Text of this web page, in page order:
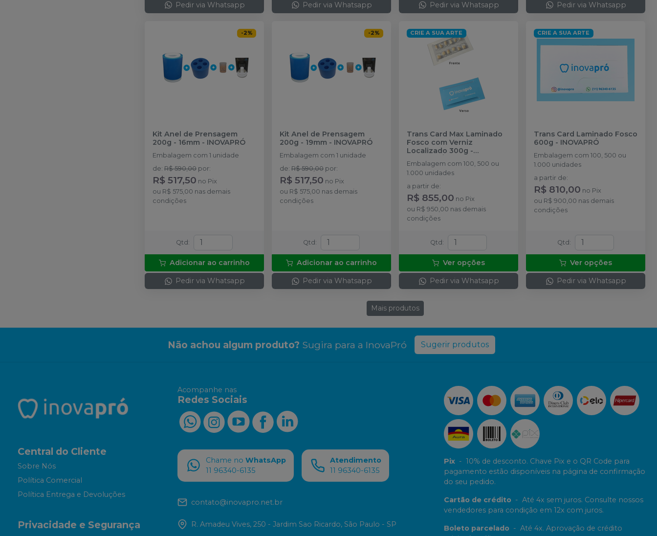
Pedir via Whatsapp Pedir via Whatsapp Pedir via Whatsapp Pedir via Whatsapp
-2%
Kit Anel de Prensagem
200g - 16mm - INOVAPRÓ
Embalagem com 1 unidade
de: R$ 590,00 por:
R$ 517,50 no Pix
ou R$ 575,00 nas demais
condições
Qtd :
Adicionar ao carrinho
Pedir via Whatsapp
-2%
Kit Anel de Prensagem
200g - 19mm - INOVAPRÓ
Embalagem com 1 unidade
de: R$ 590,00 por:
R$ 517,50 no Pix
ou R$ 575,00 nas demais
condições
Qtd :
Adicionar ao carrinho
Pedir via Whatsapp
CRIE A SUA ARTE
Trans Card Max Laminado
Fosco com Verniz
Localizado 300g -
Embalagem com 100, 500 ou
1.000 unidades
a partir de:
R$ 855,00 no Pix
ou R$ 950,00 nas demais
condições
Qtd :
Ver opções
Pedir via Whatsapp
CRIE A SUA ARTE
Trans Card Laminado Fosco
600g - INOVAPRÓ
Embalagem com 100, 500 ou
1.000 unidades
a partir de:
R$ 810,00 no Pix
ou R$ 900,00 nas demais
condições
Qtd :
Ver opções
Pedir via Whatsapp
Mais produtos
Não achou algum produto? Sugira para a InovaPró Sugerir produtos
Central do Cliente
Sobre Nós
Política Comercial
Política Entrega e Devoluções
Privacidade e Segurança
Acompanhe nas
Redes Sociais
Chame no WhatsApp
11 96340-6135
Atendimento
11 96340-6135
contato@inovapro.net.br
R. Amadeu Vives, 250 - Jardim Sao Ricardo, São Paulo - SP
Pix - 10% de desconto. Chave Pix e o QR Code para
pagamento estão disponíveis na página de confirmação
do seu pedido.
Cartão de crédito - Até 4x sem juros. Consulte nossos
vendedores para condição em 12x com juros.
Boleto parcelado - Até 4x. Aprovação de crédito